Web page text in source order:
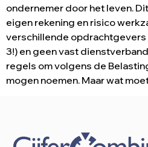
ondernemer door het leven.
eigen rekening en risico
verschillende opdrachtgevers
3!) en geen vast
regels om volgens de
mogen noemen. Maar wat